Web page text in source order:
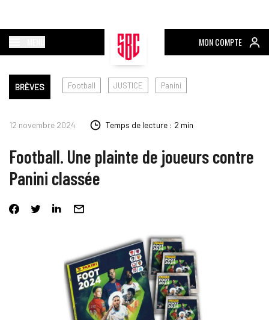
MON COMPTE
BRÈVES Football JUSTICE Panini
12 novembre 2024 Temps de lecture : 2 min
Football. Une plainte de joueurs contre
Panini classée